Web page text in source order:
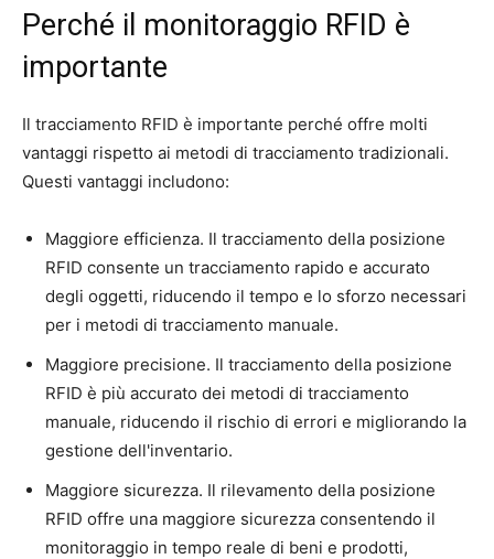
Perché il monitoraggio RFID è
importante
Il tracciamento RFID è importante perché offre molti
vantaggi rispetto ai metodi di tracciamento tradizionali.
Questi vantaggi includono:
Maggiore efficienza. Il tracciamento della posizione
RFID consente un tracciamento rapido e accurato
degli oggetti, riducendo il tempo e lo sforzo necessari
per i metodi di tracciamento manuale.
Maggiore precisione. Il tracciamento della posizione
RFID è più accurato dei metodi di tracciamento
manuale, riducendo il rischio di errori e migliorando la
gestione dell'inventario.
Maggiore sicurezza. Il rilevamento della posizione
RFID offre una maggiore sicurezza consentendo il
monitoraggio in tempo reale di beni e prodotti,